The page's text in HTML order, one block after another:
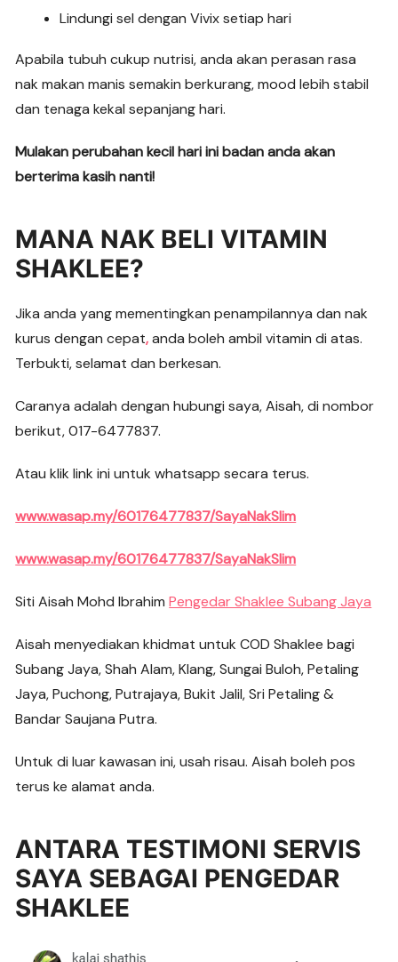
Lindungi sel dengan Vivix setiap hari
Apabila tubuh cukup nutrisi, anda akan perasan rasa
nak makan manis semakin berkurang, mood lebih stabil
dan tenaga kekal sepanjang hari.
Mulakan perubahan kecil hari ini badan anda akan
berterima kasih nanti!
MANA NAK BELI VITAMIN
SHAKLEE?
Jika anda yang mementingkan penampilannya dan nak
kurus dengan cepat,anda boleh ambil vitamin di atas.
Terbukti, selamat dan berkesan.
Caranya adalah dengan hubungi saya, Aisah, di nombor
berikut, 017-6477837.
Atau klik link ini untuk whatsapp secara terus.
www.wasap.my/60176477837/SayaNakSlim
www.wasap.my/60176477837/SayaNakSlim
Siti Aisah Mohd IbrahimPengedar Shaklee Subang Jaya
Aisah menyediakan khidmat untuk COD Shaklee bagi
Subang Jaya, Shah Alam, Klang, Sungai Buloh, Petaling
Jaya, Puchong, Putrajaya, Bukit Jalil, Sri Petaling &
Bandar Saujana Putra.
Untuk di luar kawasan ini, usah risau. Aisah boleh pos
terus ke alamat anda.
ANTARA TESTIMONI SERVIS
SAYA SEBAGAI PENGEDAR
SHAKLEE